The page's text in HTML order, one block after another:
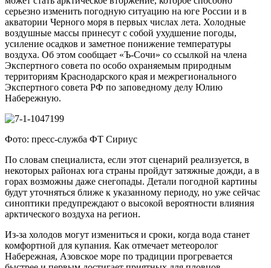
серьезно изменить погодную ситуацию на юге России и в
акватории Черного моря в первых числах лета. Холодные
воздушные массы принесут с собой ухудшение погоды,
усиление осадков и заметное понижение температуры
воздуха. Об этом сообщает «Ъ-Сочи» со ссылкой на члена
Экспертного совета по особо охраняемым природным
территориям Краснодарского края и межрегионального
Экспертного совета РФ по заповедному делу Юлию
Набережную.
Фото: пресс-служба ФТ Сириус
По словам специалиста, если этот сценарий реализуется, в
некоторых районах юга страны пройдут затяжные дожди, а в
горах возможны даже снегопады. Детали погодной картины
будут уточняться ближе к указанному периоду, но уже сейчас
синоптики предупреждают о высокой вероятности влияния
арктического воздуха на регион.
Из-за холодов могут измениться и сроки, когда вода станет
комфортной для купания. Как отмечает метеоролог
Набережная, Азовское море по традиции прогревается